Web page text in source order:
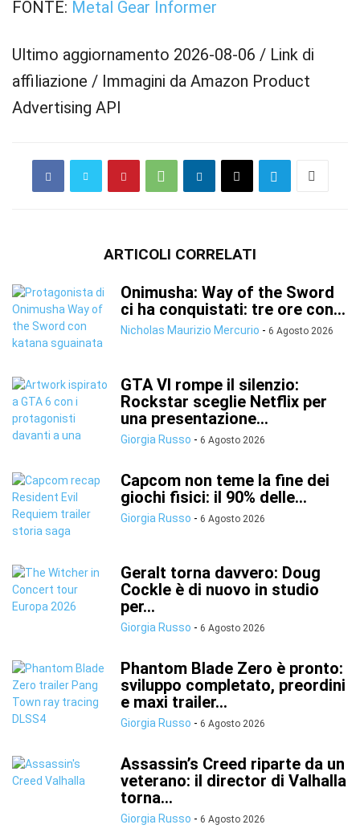
FONTE: Metal Gear Informer
Ultimo aggiornamento 2026-08-06 / Link di
affiliazione / Immagini da Amazon Product
Advertising API
ARTICOLI CORRELATI
Onimusha: Way of the Sword
ci ha conquistati: tre ore con...
Nicholas Maurizio Mercurio - 6 Agosto 2026
GTA VI rompe il silenzio:
Rockstar sceglie Netflix per
una presentazione...
Giorgia Russo - 6 Agosto 2026
Capcom non teme la fine dei
giochi fisici: il 90% delle...
Giorgia Russo - 6 Agosto 2026
Geralt torna davvero: Doug
Cockle è di nuovo in studio
per...
Giorgia Russo - 6 Agosto 2026
Phantom Blade Zero è pronto:
sviluppo completato, preordini
e maxi trailer...
Giorgia Russo - 6 Agosto 2026
Assassin’s Creed riparte da un
veterano: il director di Valhalla
torna...
Giorgia Russo - 6 Agosto 2026